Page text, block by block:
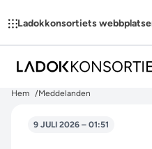
Ladokkonsortiets
Hem Meddelanden
9 JULI 2026 – 01:51